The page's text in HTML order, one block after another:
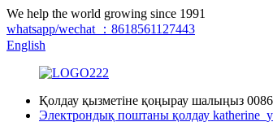
We help the world growing since 1991
whatsapp/wechat ：8618561127443
English
Қолдау қызметіне қоңырау шалыңыз
Электрондық поштаны қолдау